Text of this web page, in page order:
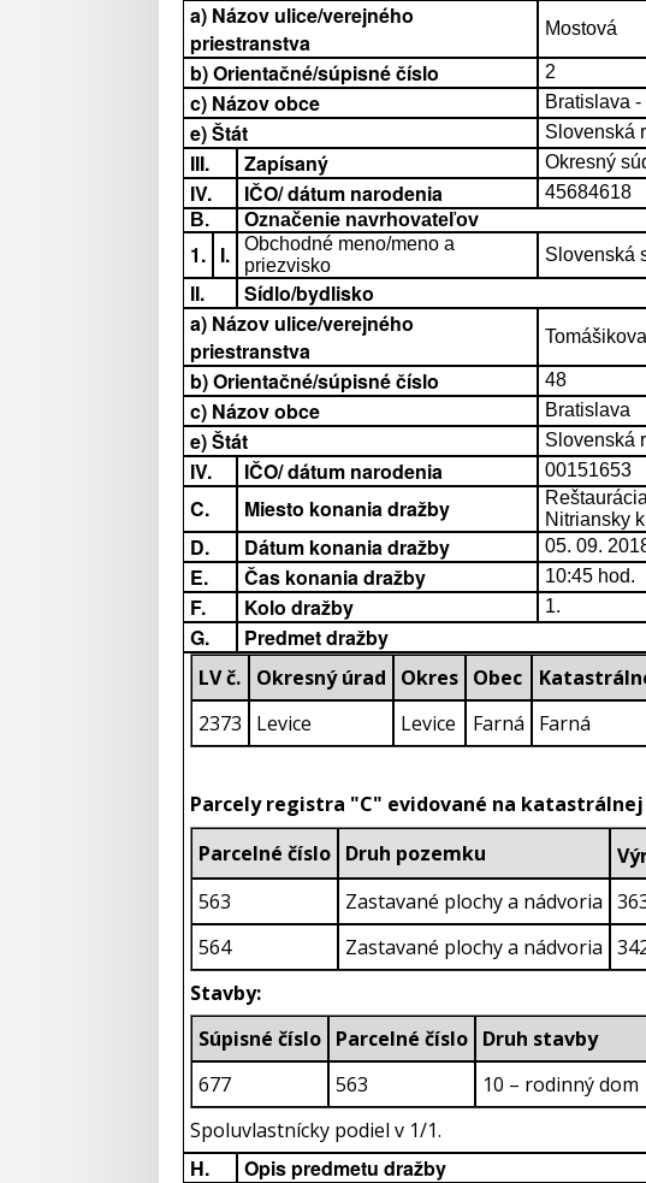
a) Názov ulice/verejného
priestranstva
Mostová
b) Orientačné/súpisné číslo 2
c) Názov obce Bratislava
e) Štát Slovenská
III. Zapísaný Okresný
IV. IČO/ dátum narodenia
45684618
B.
Označenie navrhovateľov
1. I.
Obchodné meno/meno a
priezvisko
Slovenská
II.
Sídlo/bydlisko
a) Názov ulice/verejného
priestranstva
Tomášikova
b) Orientačné/súpisné číslo 48
c) Názov obce Bratislava
e) Štát Slovenská
IV. IČO/ dátum narodenia 00151653
C. Miesto konania dražby
Nitriansky
D. Dátum konania dražby 05. 09.
E. Čas konania dražby 10:45 hod.
F. Kolo dražby 1.
G. Predmet dražby
LV č. Okresný úrad Okres Obec
2373
Levice Levice Farná Farná
Parcely registra "C" evidované na
Parcelné číslo Druh pozemku
563
Zastavané plochy a nádvoria
564
Zastavané plochy a nádvoria
Stavby:
Súpisné číslo Parcelné číslo
677
563
10 – rodinný dom
Spoluvlastnícky podiel v 1/1.
H. Opis predmetu dražby